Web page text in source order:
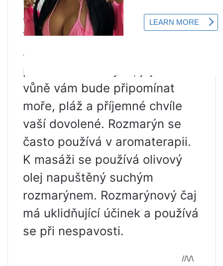
aby bylo maso křehčí a
tučnější a mělo jasnou vůni.
Je hezké mít v relaxační zóně
pár keřů rozmarýnu, jejichž
vůně vám bude připomínat
moře, pláž a příjemné chvíle
vaší dovolené. Rozmarýn se
často používá v aromaterapii.
K masáži se používá olivový
olej napuštěný suchým
rozmarýnem. Rozmarýnový čaj
má uklidňující účinek a používá
se při nespavosti.